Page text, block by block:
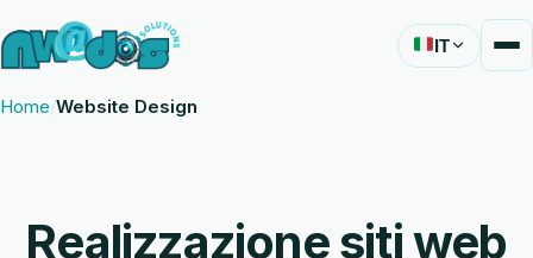
IT
Home Website Design
Realizzazione siti web